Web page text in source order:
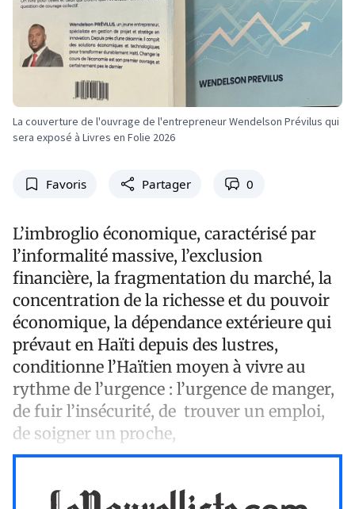
La couverture de l'ouvrage de l'entrepreneur Wendelson Prévilus qui
sera exposé à Livres en Folie 2026
Favoris Partager 0
L’imbroglio économique, caractérisé par
l’informalité massive, l’exclusion
financière, la fragmentation du marché, la
concentration de la richesse et du pouvoir
économique, la dépendance extérieure qui
prévaut en Haïti depuis des lustres,
conditionne l’Haïtien moyen à vivre au
rythme de l’urgence : l’urgence de manger,
de fuir l’insécurité, de trouver un emploi,
de soigner un proche,